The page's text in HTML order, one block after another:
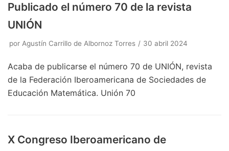
Publicado el número 70 de la revista
UNIÓN
por Agustín Carrillo de Albornoz Torres 30 abril 2024
Acaba de publicarse el número 70 de UNIÓN, revista
de la Federación Iberoamericana de Sociedades de
Educación Matemática. Unión 70
X Congreso Iberoamericano de